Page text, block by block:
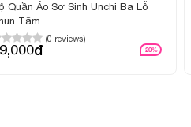
Quần Áo Sơ Sinh Unchi Ba Lỗ
Tăm
(0 reviews)
-20%